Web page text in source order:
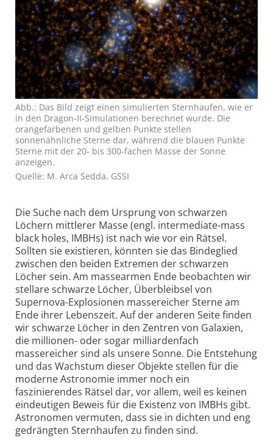
Abb.: Das Bild zeigt einen simulierten Sternhaufen, wie er
in den Dragon-II-Simulationen berechnet wurde. Die
orangefarbenen und gelben Punkte stellen
sonnenähnliche Sterne dar, während die blauen Punkte
Sterne mit der 20- bis 300-fachen Masse der Sonne
anzeigen.
Quelle: M. Arca Sedda, GSSI
Die Suche nach dem Ursprung von schwarzen
Löchern mittlerer Masse (engl. intermediate-mass
black holes, IMBHs) ist nach wie vor ein Rätsel.
Sollten sie existieren, könnten sie das Bindeglied
zwischen den beiden Extremen der schwarzen
Löcher sein. Am massearmen Ende beobachten wir
stellare schwarze Löcher, Überbleibsel von
Supernova-Explosionen massereicher Sterne am
Ende ihrer Lebenszeit. Auf der anderen Seite finden
wir schwarze Löcher in den Zentren von Galaxien,
die millionen- oder sogar milliardenfach
massereicher sind als unsere Sonne. Die Entstehung
und das Wachstum dieser Objekte stellen für die
moderne Astronomie immer noch ein
faszinierendes Rätsel dar, vor allem, weil es keinen
eindeutigen Beweis für die Existenz von IMBHs gibt.
Astronomen vermuten, dass sie in dichten und eng
gedrängten Sternhaufen zu finden sind.